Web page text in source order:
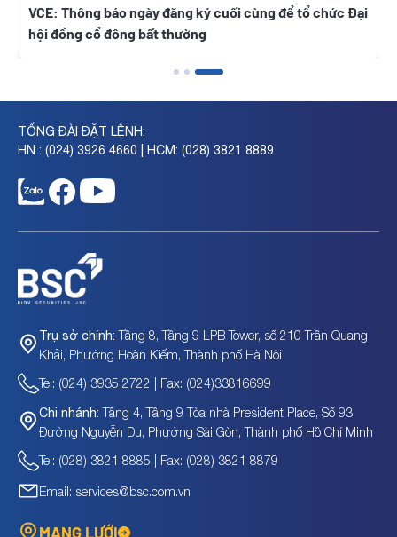
VCE: Thông báo ngày đăng ký cuối cùng để tổ chức Đại
hội đồng cổ đông bất thường
TỔNG ĐÀI ĐẶT LỆNH:
HN : (024) 3926 4660 | HCM: (028) 3821 8889
Trụ sở chính: Tầng 8, Tầng 9 LPB Tower, số 210 Trần Quang
Khải, Phường Hoàn Kiếm, Thành phố Hà Nội
Tel: (024) 3935 2722 | Fax: (024)33816699
Chi nhánh: Tầng 4, Tầng 9 Tòa nhà President Place, Số 93
Đường Nguyễn Du, Phường Sài Gòn, Thành phố Hồ Chí Minh
Tel: (028) 3821 8885 | Fax: (028) 3821 8879
Email: services@bsc.com.vn
MẠNG LƯỚI